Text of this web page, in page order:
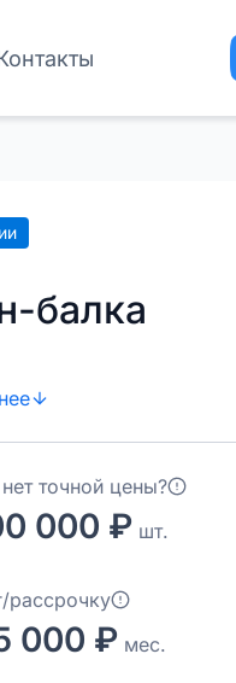
балка
точной цены?
000 ₽ шт.
рассрочку
000 ₽ мес.